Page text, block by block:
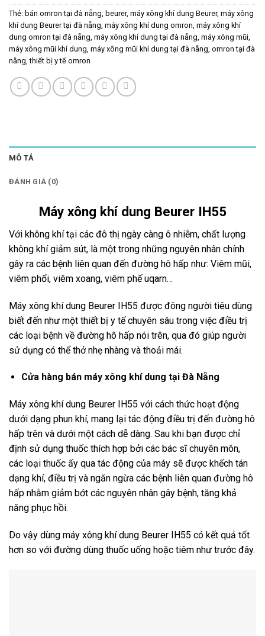
Thẻ: bán omron tại đà nẵng beurer, máy xông khí dung Beurer, máy xông
khí dung Beurer tại đà nẵng máy xông khí dung omron máy xông khí
dung omron tại đà nẵng máy xông khí dung tại đà nẵng máy xông mũi
máy xông mũi khí dung máy xông mũi khí dung tại đà nẵng omron tại đà
nẵng ,thiết bị y tế omron
MÔ TẢ
ĐÁNH GIÁ (0)
Máy xông khí dung Beurer IH55
Với không khí tại các đô thị ngày càng ô nhiễm, chất lượng
không khí giảm sút, là một trong những nguyên nhân chính
gây ra các bệnh liên quan đến đường hô hấp như: Viêm mũi,
viêm phổi, viêm xoang, viêm phế uqarn…
Máy xông khí dung Beurer IH55 được đông người tiêu dùng
biết đến như một thiết bị y tế chuyên sâu trong việc điều trị
các loại bệnh về đường hô hấp nói trên, qua đó giúp người
sử dụng có thể thở nhẹ nhàng và thoải mái.
Cửa hàng bán máy xông khí dung tại Đà Nẵng
Máy xông khí dung Beurer IH55 với cách thức hoạt động
dưới dạng phun khí, mang lại tác động điều trị đến đường hô
hấp trên và dưới một cách dễ dàng. Sau khi bạn được chỉ
định sử dụng thuốc thích hợp bởi các bác sĩ chuyên môn,
các loại thuốc ấy qua tác động của máy sẽ được khếch tán
dạng khí, điều trị và ngăn ngừa các bệnh liên quan đường hô
hấp nhằm giảm bớt các nguyên nhân gây bệnh, tăng khả
năng phục hồi.
Do vậy dùng máy xông khí dung Beurer IH55 có kết quả tốt
hơn so với đường dùng thuốc uống hoặc tiêm như trước đây.